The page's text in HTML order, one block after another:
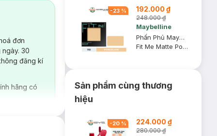
đơn
30
đăng kí
hãng có
-23 % 192.000 ₫
248.000 ₫
Maybelline
Phấn Phủ Maybelline Mịn Lì Kiềm Dầu 110 Porcelain 8.5g
Fit Me Matte Poreless Powder
Sản phẩm cùng thương
hiệu
-20 % 224.000 ₫
280.000 ₫